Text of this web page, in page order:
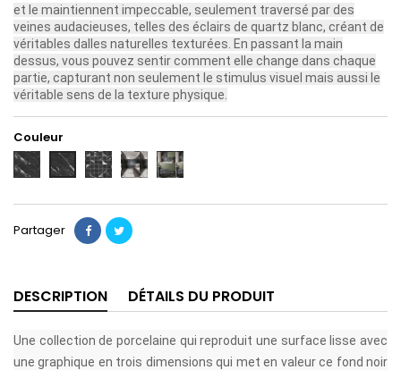
et le maintiennent impeccable, seulement traversé par des
veines audacieuses, telles des éclairs de quartz blanc, créant de
véritables dalles naturelles texturées. En passant la main
dessus, vous pouvez sentir comment elle change dans chaque
partie, capturant non seulement le stimulus visuel mais aussi le
véritable sens de la texture physique.
Couleur
60X120 60X60MOSAICOAMBIANCEAMBIANCE
2
Partager
DESCRIPTION DÉTAILS DU PRODUIT
Une collection de porcelaine qui reproduit une surface lisse avec
une graphique en trois dimensions qui met en valeur ce fond noir